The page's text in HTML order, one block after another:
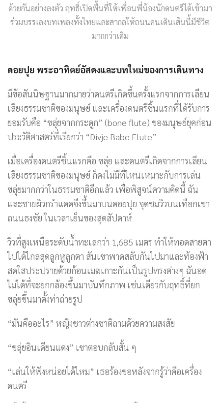
ด้วยกันอย่างลงตัว ฤทธิ์เปิดพื้นที่ให้เพื่อนพี่น้องนักดนตรีได้เข้ามา
ร่วมบรรเลงบทเพลงทั้งไทยและสากลให้ถนนคนเดินเส้นนี้มีชีวิต
มากกว่าเดิม
ดอยปุย พระอาทิตย์อัสดงและบทใหม่ของการเดินทาง
มีข้อสันนิษฐานมากมายว่าดนตรีเกิดขึ้นครั้งแรกจากการเลียน
เสียงธรรมชาติของมนุษย์ และเครื่องดนตรีชิ้นแรกที่ได้รับการ
ยอมรับคือ “ขลุ่ยจากกระดูก” (bone flute) ของมนุษย์ยุคก่อน
ประวัติศาสตร์ที่เรียกว่า “Divje Babe Flute”
เมื่อเครื่องดนตรีชิ้นแรกคือ ขลุ่ย และดนตรีเกิดจากการเลียน
เสียงธรรมชาติของมนุษย์ ก็คงไม่มีที่ไหนเหมาะกับการเล่น
ขลุ่ยมากกว่าในธรรมชาติอีกแล้ว เพื่อพิสูจน์ความคิดนี้ ฉัน
และชายผิวกรำแดดจึงขึ้นมาบนดอยปุย จุดชมวิวบนเทือกเขา
ถนนธงชัย ในเวลาเย็นของสุดสัปดาห์
วิวที่สูงเหนือระดับน้ำทะเลกว่า 1,685 เมตร ทำให้ทอดสายตา
ไปได้ไกลสุดลูกหูลูกตา สันเขาพาดสลับกันไปมาและท้องฟ้า
สดใสประปรายด้วยก้อนเมฆเกาะกันเป็นรูปทรงต่างๆ ฉันอด
ไม่ได้ที่จะยกกล้องขึ้นมาบันทึกภาพ เช่นเดียวกับฤทธิ์ที่ยก
ขลุ่ยขึ้นมาตั้งท่าถ่ายรูป
“มันคืออะไร” หญิงชาวต่างชาติถามด้วยความสงสัย
“ขลุ่ยอินเดียนแดง” เขาตอบกลับสั้น ๆ
“เล่นให้ฟังหน่อยได้ไหม” เธอร้องขอหลังจากรู้ว่าคือเครื่อง
ดนตรี